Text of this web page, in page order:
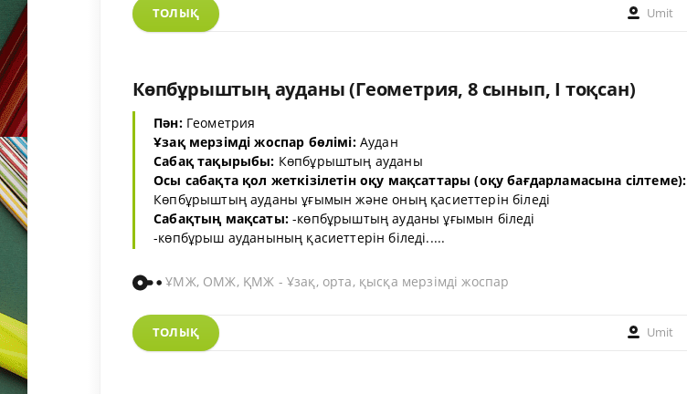
ТОЛЫҚ Umit
Көпбұрыштың ауданы (Геометрия, 8 сынып, I тоқсан)
Пән:Геометрия
Ұзақ мерзімді жоспар бөлімі:Аудан
Сабақ тақырыбы: Көпбұрыштың ауданы
Осы сабақта қол жеткізілетін оқу мақсаттары (оқу бағдарламасына сілтеме):
Көпбұрыштың ауданы ұғымын және оның қасиеттерін біледі
Сабақтың мақсаты:-көпбұрыштың ауданы ұғымын біледі
-көпбұрыш ауданының қасиеттерін біледі.....
ҰМЖ, ОМЖ, ҚМЖ - Ұзақ, орта, қысқа мерзімді жоспар
ТОЛЫҚ Umit